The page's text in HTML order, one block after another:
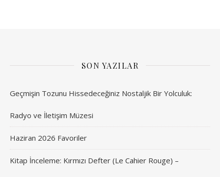
SON YAZILAR
Geçmişin Tozunu Hissedeceğiniz Nostaljik Bir Yolculuk:
Radyo ve İletişim Müzesi
Haziran 2026 Favoriler
Kitap İnceleme: Kırmızı Defter (Le Cahier Rouge) –